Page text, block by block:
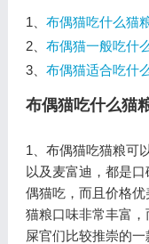
1、 布偶猫吃什么猫
2、 布偶猫一般吃什
3、 布偶猫适合吃什
布偶猫吃什么猫
1、布偶猫吃猫粮可
以及麦富迪，都是
偶猫吃，而且价格
猫粮口味非常丰富
屎官们比较推崇的